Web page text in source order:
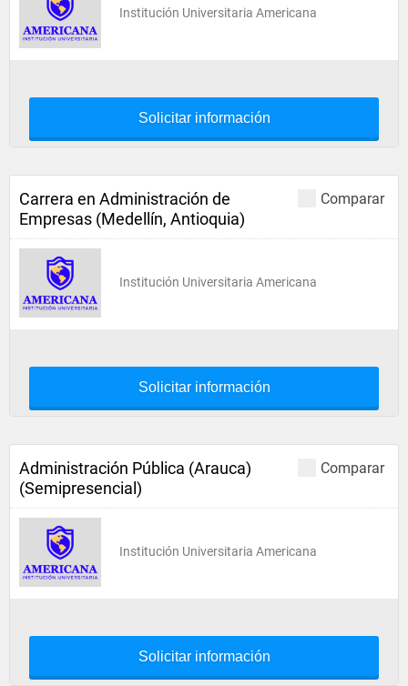
Institución Universitaria Americana
Solicitar información
Comparar
Carrera en Administración de
Empresas (Medellín, Antioquia)
Institución Universitaria Americana
Solicitar información
Comparar
Administración Pública (Arauca)
(Semipresencial)
Institución Universitaria Americana
Solicitar información